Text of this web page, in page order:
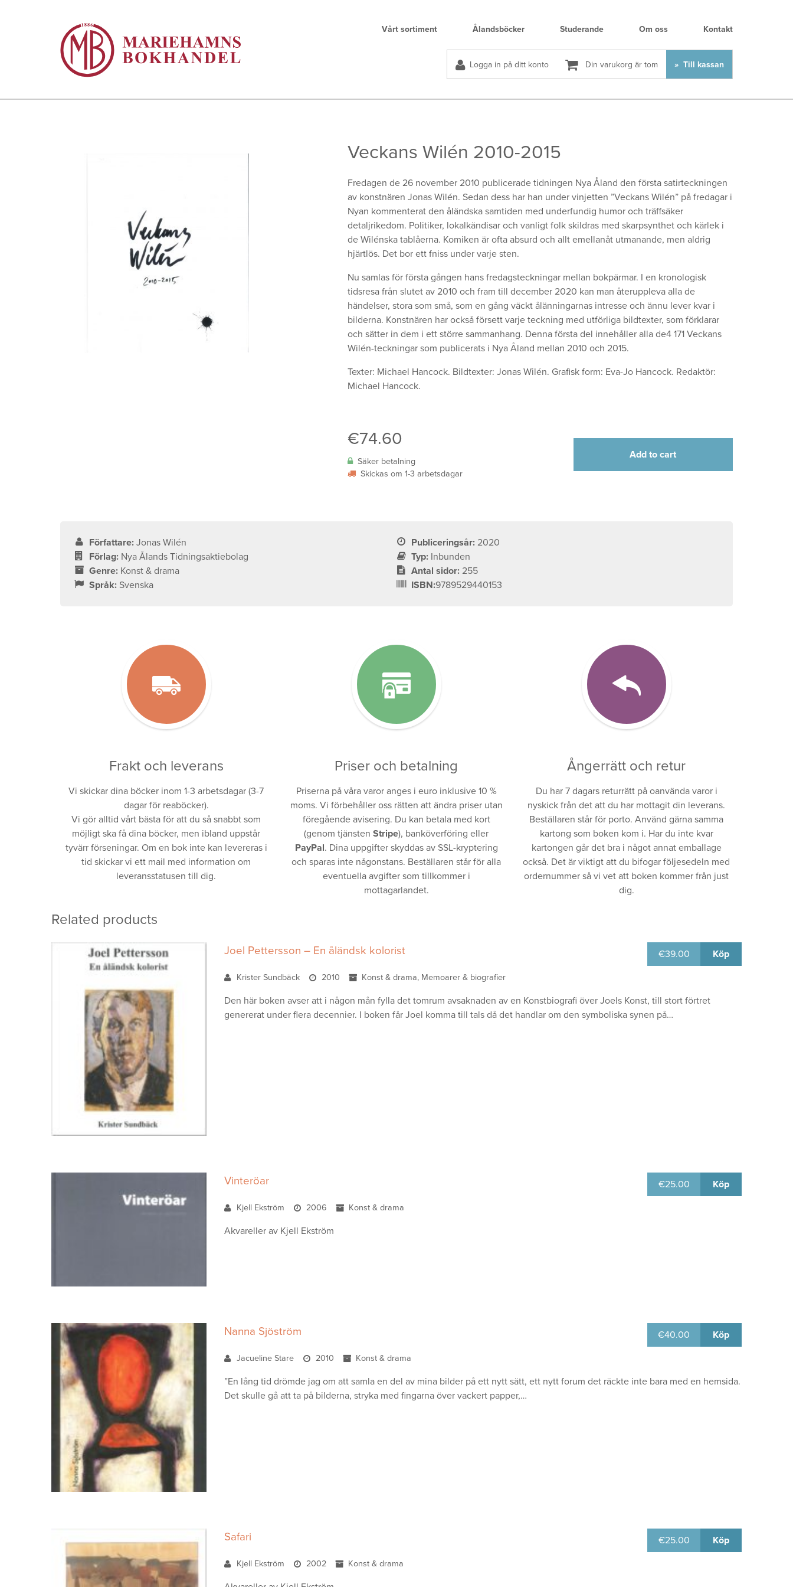
Vårt sortiment Ålandsböcker Studerande Om oss Kontakt
Logga in på ditt konto Din varukorg är tom Till kassan
Veckans Wilén 2010-2015
Fredagen de 26 november 2010 publicerade tidningen Nya Åland den första satirteckningen
av konstnären Jonas Wilén. Sedan dess har han under vinjetten ”Veckans Wilén” på fredagar i
Nyan kommenterat den åländska samtiden med underfundig humor och träffsäker
detaljrikedom. Politiker, lokalkändisar och vanligt folk skildras med skarpsynthet och kärlek i
de Wilénska tablåerna. Komiken är ofta absurd och allt emellanåt utmanande, men aldrig
hjärtlös. Det bor ett fniss under varje sten.
Nu samlas för första gången hans fredagsteckningar mellan bokpärmar. I en kronologisk
tidsresa från slutet av 2010 och fram till december 2020 kan man återuppleva alla de
händelser, stora som små, som en gång väckt ålänningarnas intresse och ännu lever kvar i
bilderna. Konstnären har också försett varje teckning med utförliga bildtexter, som förklarar
och sätter in dem i ett större sammanhang. Denna första del innehåller alla de4 171 Veckans
Wilén-teckningar som publicerats i Nya Åland mellan 2010 och 2015.
Texter: Michael Hancock. Bildtexter: Jonas Wilén. Grafisk form: Eva-Jo Hancock. Redaktör:
Michael Hancock.
€74.60
Säker betalning
Skickas om 1-3 arbetsdagar
Add to cart
Författare: Jonas Wilén
Förlag: Nya Ålands Tidningsaktiebolag
Genre: Konst & drama
Språk: Svenska
Publiceringsår: 2020
Typ: Inbunden
Antal sidor: 255
ISBN:9789529440153
Frakt och leverans
Vi skickar dina böcker inom 1-3 arbetsdagar (3-7
dagar för reaböcker).
Vi gör alltid vårt bästa för att du så snabbt som
möjligt ska få dina böcker, men ibland uppstår
tyvärr förseningar. Om en bok inte kan levereras i
tid skickar vi ett mail med information om
leveransstatusen till dig.
Priser och betalning
Priserna på våra varor anges i euro inklusive 10 %
moms. Vi förbehåller oss rätten att ändra priser utan
föregående avisering. Du kan betala med kort
(genom tjänstenStripe), banköverföring eller
PayPal. Dina uppgifter skyddas av SSL-kryptering
och sparas inte någonstans. Beställaren står för alla
eventuella avgifter som tillkommer i
mottagarlandet.
Ångerrätt och retur
Du har 7 dagars returrätt på oanvända varor i
nyskick från det att du har mottagit din leverans.
Beställaren står för porto. Använd gärna samma
kartong som boken kom i. Har du inte kvar
kartongen går det bra i något annat emballage
också. Det är viktigt att du bifogar följesedeln med
ordernummer så vi vet att boken kommer från just
dig.
Related products
Joel Pettersson – En åländsk kolorist
Krister Sundbäck 2010 Konst & drama, Memoarer & biografier
€39.00 Köp
Den här boken avser att i någon mån fylla det tomrum avsaknaden av en Konstbiografi över Joels Konst, till stort förtret
genererat under flera decennier. I boken får Joel komma till tals då det handlar om den symboliska synen på…
Vinteröar
Kjell Ekström 2006 Konst & drama
€25.00 Köp
Akvareller av Kjell Ekström
Nanna Sjöström
Jacueline Stare 2010 Konst & drama
€40.00 Köp
”En lång tid drömde jag om att samla en del av mina bilder på ett nytt sätt, ett nytt forum det räckte inte bara med en hemsida.
Det skulle gå att ta på bilderna, stryka med fingarna över vackert papper,…
Safari
Kjell Ekström 2002 Konst & drama
€25.00 Köp